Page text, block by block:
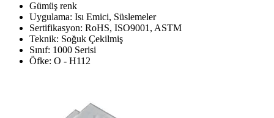
Gümüş renk
Uygulama: Isı Emici, Süslemeler
Sertifikasyon: RoHS, ISO9001, ASTM
Teknik: Soğuk Çekilmiş
Sınıf: 1000 Serisi
Öfke: O - H112